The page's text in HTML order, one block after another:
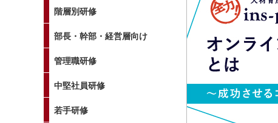
階層別研修
部長・幹部・経営層向け
管理職研修
中堅社員研修
若手研修